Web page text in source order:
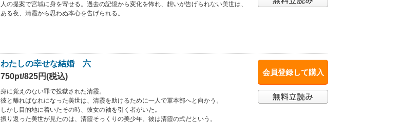
人の提案で宮城に身を寄せる。過去の記憶から変化を怖れ、想いが告げられない美世は、
ある夜、清霞から思わぬ本心を告げられる。
会員登録して購入
わたしの幸せな結婚 六
750pt/825円(税込)
身に覚えのない罪で投獄された清霞。
彼と離ればなれになった美世は、清霞を助けるために一人で軍本部へと向かう。
しかし目的地に着いたその時、彼女の袖を引く者がいた。
振り返った美世が見たのは、清霞そっくりの美少年。彼は清霞の式だという。